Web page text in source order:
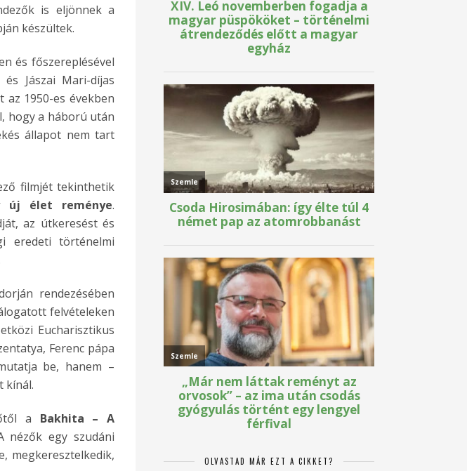
is eljönnek a
készültek.
és főszereplésével
Jászai Mari-díjas
1950-es években
hogy a háború után
állapot nem tart
filmjét tekinthetik
új élet reménye.
az útkeresést és
eredeti történelmi
rendezésében
felvételeken
Eucharisztikus
Ferenc pápa
be, hanem –
kínál.
a Bakhita – A
nézők egy szudáni
megkeresztelkedik,
OLVASTAD MÁR EZT A CIKKET?